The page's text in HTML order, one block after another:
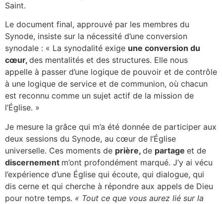
Saint.
Le document final, approuvé par les membres du
Synode, insiste sur la nécessité d’une conversion
synodale : « La synodalité exige une conversion du
cœur, des mentalités et des structures. Elle nous
appelle à passer d’une logique de pouvoir et de contrôle
à une logique de service et de communion, où chacun
est reconnu comme un sujet actif de la mission de
l’Église. »
Je mesure la grâce qui m’a été donnée de participer aux
deux sessions du Synode, au cœur de l’Église
universelle. Ces moments de prière, de partage et de
discernement m’ont profondément marqué. J’y ai vécu
l’expérience d’une Église qui écoute, qui dialogue, qui
dis cerne et qui cherche à répondre aux appels de Dieu
pour notre temps. « Tout ce que vous aurez lié sur la